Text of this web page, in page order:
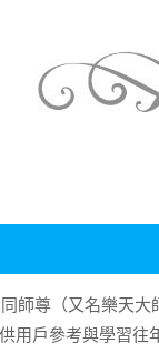
師尊（又名樂天
用戶參考與學習